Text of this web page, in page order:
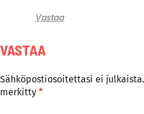
Vastaa
VASTAA
Sähköpostiosoitettasi ei julkaista.
merkitty *